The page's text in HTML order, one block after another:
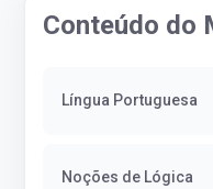
Conteúdo do
Língua Portuguesa
Noções de Lógica